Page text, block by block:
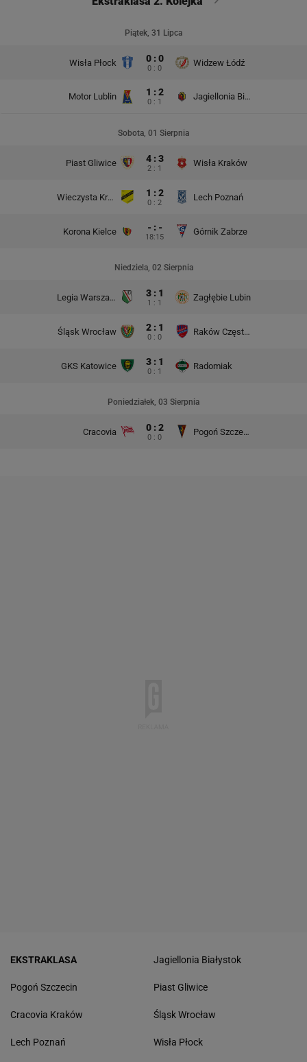
Piątek, 31 Lipca
Wisła Płock 0 : 0
0 : 0
Widzew Łódź
Motor Lublin 1 : 2
0 : 1
Jagiellonia Białystok
Sobota, 01 Sierpnia
Piast Gliwice 4 : 3
2 : 1
Wisła Kraków
Wieczysta Kraków 1 : 2
0 : 2
Lech Poznań
Korona Kielce - : -
18:15
Górnik Zabrze
Niedziela, 02 Sierpnia
Legia Warszawa 3 : 1
1 : 1
Zagłębie Lubin
Śląsk Wrocław 2 : 1
0 : 0
Raków Częstochowa
GKS Katowice 3 : 1
0 : 1
Radomiak
Poniedziałek, 03 Sierpnia
Cracovia 0 : 2
0 : 0
Pogoń Szczecin
EKSTRAKLASA
Pogoń Szczecin
Cracovia Kraków
Lech Poznań
Jagiellonia Białystok
Piast Gliwice
Śląsk Wrocław
Wisła Płock